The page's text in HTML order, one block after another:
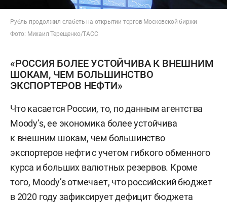
Рубль продолжил слабеть на открытии торгов Московской биржи
Фото: Михаил Терещенко/ТАСС
«РОССИЯ БОЛЕЕ УСТОЙЧИВА К ВНЕШНИМ
ШОКАМ, ЧЕМ БОЛЬШИНСТВО
ЭКСПОРТЕРОВ НЕФТИ»
Что касается России, то, по данным агентства
Moody’s, ее экономика более устойчива
к внешним шокам, чем большинство
экспортеров нефти с учетом гибкого обменного
курса и больших валютных резервов. Кроме
того, Moody’s отмечает, что российский бюджет
в 2020 году зафиксирует дефицит бюджета